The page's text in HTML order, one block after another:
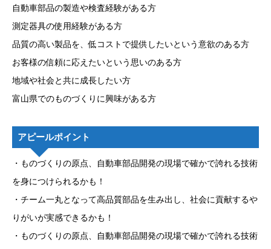
自動車部品の製造や検査経験がある方
測定器具の使用経験がある方
品質の高い製品を、低コストで提供したいという意欲のある方
お客様の信頼に応えたいという思いのある方
地域や社会と共に成長したい方
富山県でのものづくりに興味がある方
アピールポイント
・ものづくりの原点、自動車部品開発の現場で確かで誇れる技術
を身につけられるかも！
・チーム一丸となって高品質部品を生み出し、社会に貢献するや
りがいが実感できるかも！
・ものづくりの原点、自動車部品開発の現場で確かで誇れる技術